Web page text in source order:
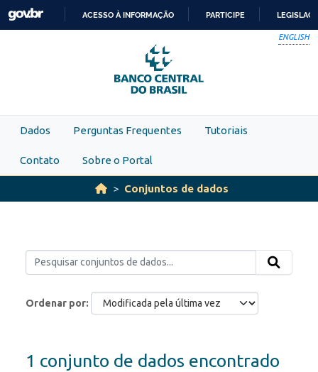
Skip to main content
PARA
O
CONTEÚDO
ACESSO À INFORMAÇÃO PARTICIPE
ENGLISH
Dados Perguntas Frequentes Tutoriais
Contato Sobre o Portal
Conjuntos de dados
Ordenar por
1 conjunto de dados encontrado